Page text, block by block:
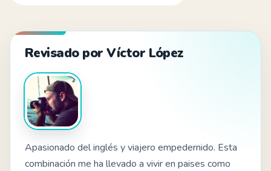
Revisado por Víctor López
Apasionado del inglés y viajero empedernido. Esta
combinación me ha llevado a vivir en paises como